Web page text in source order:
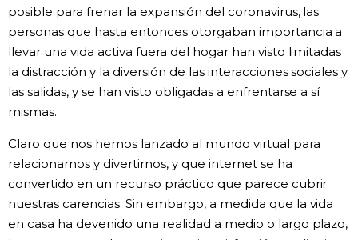
posible para frenar la expansión del coronavirus, las
personas que hasta entonces otorgaban importancia a
llevar una vida activa fuera del hogar han visto limitadas
la distracción y la diversión de las interacciones sociales y
las salidas, y se han visto obligadas a enfrentarse a sí
mismas.
Claro que nos hemos lanzado al mundo virtual para
relacionarnos y divertirnos, y que internet se ha
convertido en un recurso práctico que parece cubrir
nuestras carencias. Sin embargo, a medida que la vida
en casa ha devenido una realidad a medio o largo plazo,